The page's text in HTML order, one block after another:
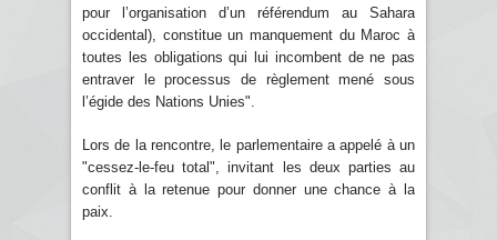
pour l’organisation d’un référendum au Sahara
occidental), constitue un manquement du Maroc à
toutes les obligations qui lui incombent de ne pas
entraver le processus de règlement mené sous
l’égide des Nations Unies".
Lors de la rencontre, le parlementaire a appelé à un
"cessez-le-feu total", invitant les deux parties au
conflit à la retenue pour donner une chance à la
paix.